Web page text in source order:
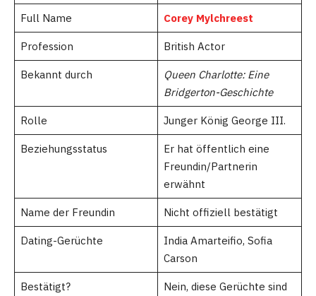
Full Name Corey Mylchreest
Profession British Actor
Bekannt durch
Queen Charlotte: Eine
Bridgerton-Geschichte
Rolle Junger König George III.
Beziehungsstatus
Er hat öffentlich eine
Freundin/Partnerin
erwähnt
Name der Freundin Nicht offiziell bestätigt
Dating-Gerüchte
India Amarteifio, Sofia
Carson
Bestätigt?
Nein, diese Gerüchte sind